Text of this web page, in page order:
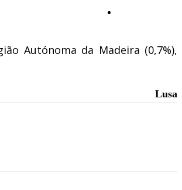
Autónoma da Madeira (0,7%),
Lusa